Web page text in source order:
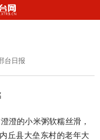
台日报
澄的小米粥软糯丝滑，
丘县大垒东村的老年大